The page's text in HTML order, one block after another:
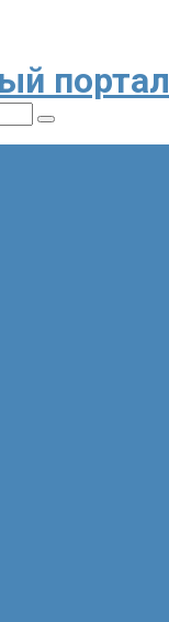
портал